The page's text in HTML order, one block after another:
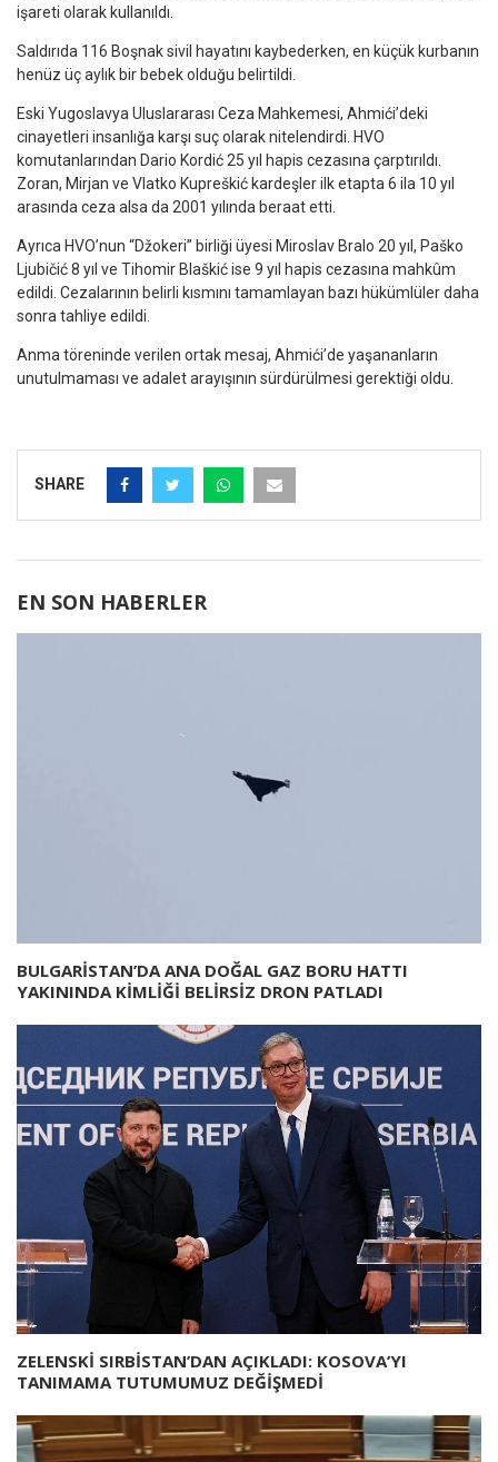
işareti olarak kullanıldı.
Saldırıda 116 Boşnak sivil hayatını kaybederken, en küçük kurbanın
henüz üç aylık bir bebek olduğu belirtildi.
Eski Yugoslavya Uluslararası Ceza Mahkemesi, Ahmići’deki
cinayetleri insanlığa karşı suç olarak nitelendirdi. HVO
komutanlarından Dario Kordić 25 yıl hapis cezasına çarptırıldı.
Zoran, Mirjan ve Vlatko Kupreškić kardeşler ilk etapta 6 ila 10 yıl
arasında ceza alsa da 2001 yılında beraat etti.
Ayrıca HVO’nun “Džokeri” birliği üyesi Miroslav Bralo 20 yıl, Paško
Ljubičić 8 yıl ve Tihomir Blaškić ise 9 yıl hapis cezasına mahkûm
edildi. Cezalarının belirli kısmını tamamlayan bazı hükümlüler daha
sonra tahliye edildi.
Anma töreninde verilen ortak mesaj, Ahmići’de yaşananların
unutulmaması ve adalet arayışının sürdürülmesi gerektiği oldu.
SHARE
EN SON HABERLER
BULGARİSTAN’DA ANA DOĞAL GAZ BORU HATTI
YAKININDA KİMLİĞİ BELİRSİZ DRON PATLADI
ZELENSKİ SIRBİSTAN’DAN AÇIKLADI: KOSOVA’YI
TANIMAMA TUTUMUMUZ DEĞİŞMEDİ